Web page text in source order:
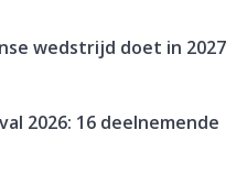
wedstrijd doet in 2027
2026: 16 deelnemende